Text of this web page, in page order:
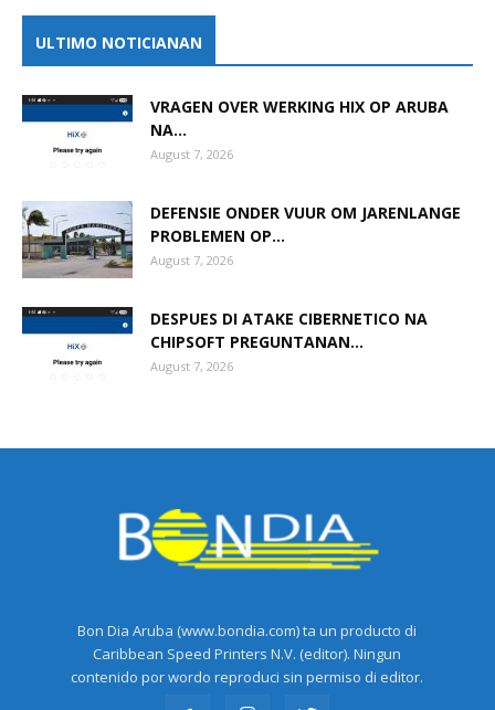
ULTIMO NOTICIANAN
VRAGEN OVER WERKING HIX OP ARUBA
NA...
August 7, 2026
DEFENSIE ONDER VUUR OM JARENLANGE
PROBLEMEN OP...
August 7, 2026
DESPUES DI ATAKE CIBERNETICO NA
CHIPSOFT PREGUNTANAN...
August 7, 2026
Bon Dia Aruba (www.bondia.com) ta un producto di
Caribbean Speed Printers N.V. (editor). Ningun
contenido por wordo reproduci sin permiso di editor.